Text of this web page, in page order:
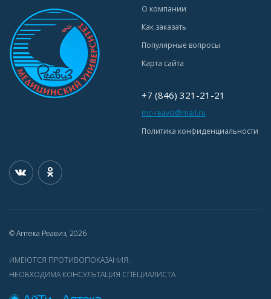
О компании
Как заказать
Популярные вопросы
Карта сайта
+7 (846) 321-21-21
mc-reaviz@mail.ru
Политика конфиденциальности
© Аптека Реавиз, 2026
ИМЕЮТСЯ ПРОТИВОПОКАЗАНИЯ.
НЕОБХОДИМА КОНСУЛЬТАЦИЯ СПЕЦИАЛИСТА